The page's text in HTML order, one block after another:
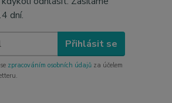
dní.
Přihlásit se
zpracováním osobních údajů za účelem